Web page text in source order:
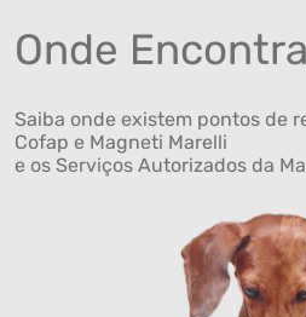
Onde
Saiba onde existem pontos de
Cofap e Magneti Marelli
e os Serviços Autorizados da